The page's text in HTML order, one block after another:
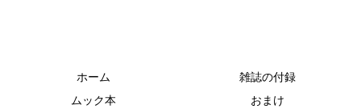
ホーム
雑誌の付録
ムック本
おまけ